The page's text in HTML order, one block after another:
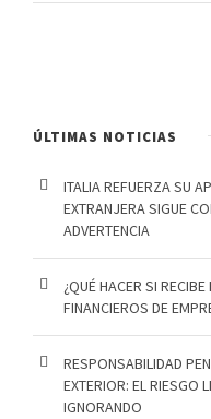
ÚLTIMAS NOTICIAS
ITALIA REFUERZA SU
EXTRANJERA SIGUE
ADVERTENCIA
¿QUÉ HACER SI
FINANCIEROS DE
RESPONSABILIDAD
EXTERIOR: EL RIESGO
IGNORANDO